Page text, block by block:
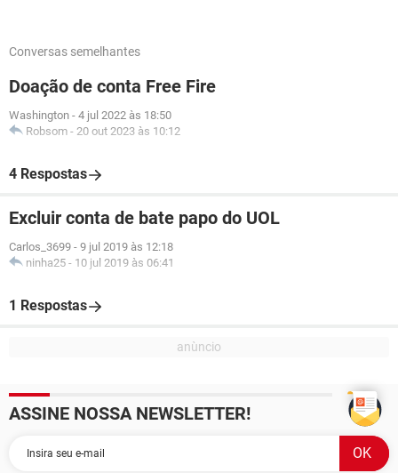
Conversas semelhantes
Doação de conta Free Fire
Washington - 4 jul 2022 às 18:50
Robsom - 20 out 2023 às 10:12
4 Respostas
Excluir conta de bate papo do UOL
Carlos_3699 - 9 jul 2019 às 12:18
ninha25 - 10 jul 2019 às 06:41
1 Respostas
ASSINE NOSSA NEWSLETTER!